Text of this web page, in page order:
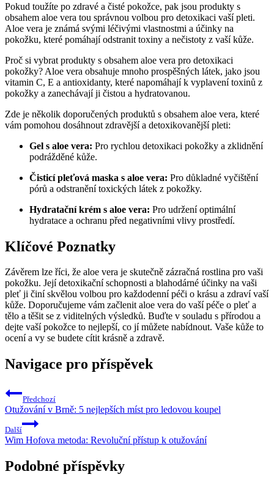
Pokud toužíte po zdravé a čisté pokožce, pak jsou produkty s
obsahem aloe vera tou správnou volbou pro detoxikaci vaší pleti.
Aloe vera je známá svými léčivými vlastnostmi a účinky na
pokožku, které pomáhají odstranit toxiny a nečistoty z vaší kůže.
Proč si vybrat produkty s obsahem aloe vera pro detoxikaci
pokožky? Aloe vera obsahuje mnoho prospěšných látek, jako jsou
vitamin C, E a antioxidanty, které napomáhají k vyplavení toxinů z
pokožky a zanechávají ji čistou a hydratovanou.
Zde je několik doporučených produktů s obsahem aloe vera, které
vám pomohou dosáhnout zdravější a detoxikovanější pleti:
Gel s aloe vera: Pro rychlou detoxikaci pokožky a zklidnění
podrážděné kůže.
Čisticí pleťová maska s aloe vera: Pro důkladné vyčištění
pórů a odstranění toxických látek z pokožky.
Hydratační krém s aloe vera: Pro udržení optimální
hydratace a ochranu před negativními vlivy prostředí.
Klíčové Poznatky
Závěrem lze říci, že aloe vera je skutečně zázračná rostlina pro vaši
pokožku. Její detoxikační schopnosti a blahodárné účinky na vaši
pleť ji činí skvělou volbou pro každodenní péči o krásu a zdraví vaší
kůže. Doporučujeme vám začlenit aloe vera do vaší péče o pleť a
tělo a těšit se z viditelných výsledků. Buďte v souladu s přírodou a
dejte vaší pokožce to nejlepší, co jí můžete nabídnout. Vaše kůže to
ocení a vy se budete cítit krásně a zdravě.
Navigace pro příspěvek
Předchozí
Otužování v Brně: 5 nejlepších míst pro ledovou koupel
Další
Wim Hofova metoda: Revoluční přístup k otužování
Podobné příspěvky